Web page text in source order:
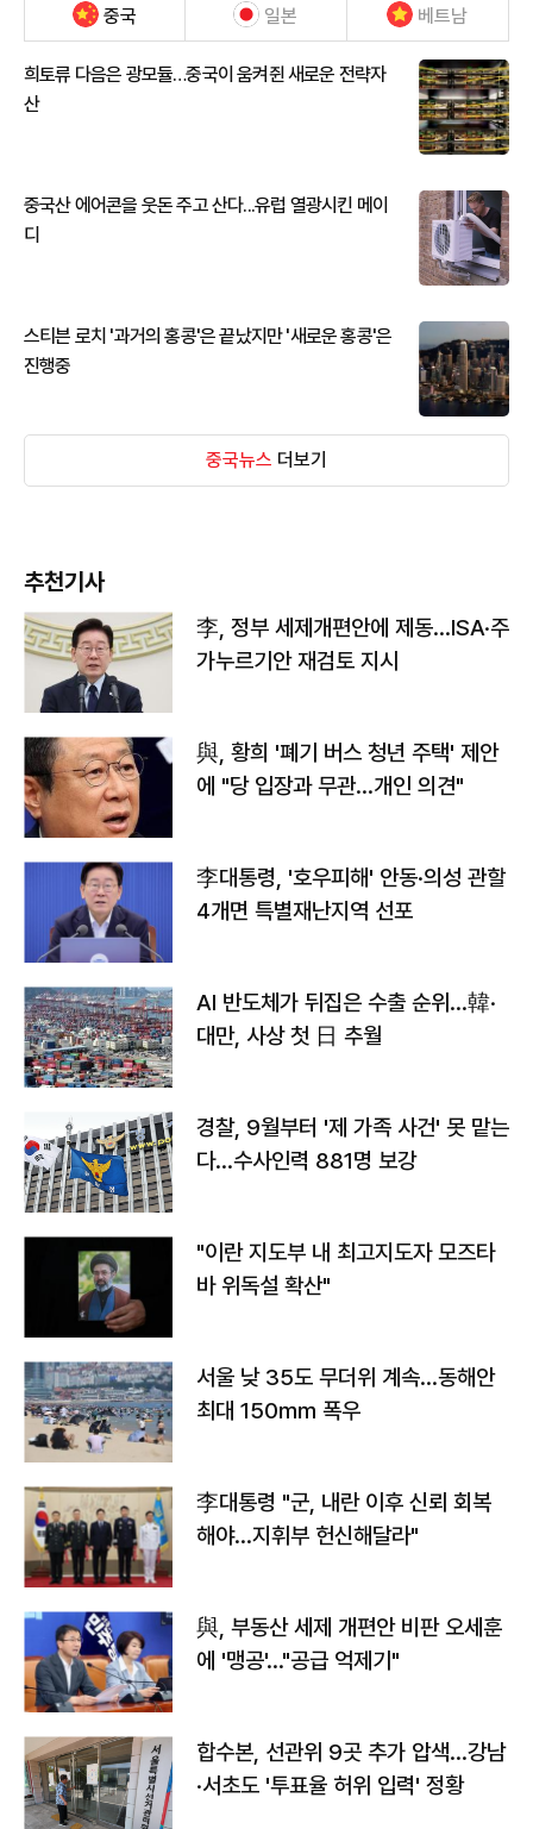
중국 일본 베트남
희토류 다음은 광모듈…중국이 움켜쥔 새로운 전략자
산
중국산 에어콘을 웃돈 주고 산다...유럽 열광시킨 메이
디
스티븐 로치 '과거의 홍콩'은 끝났지만 '새로운 홍콩'은
진행중
중국뉴스 더보기
추천기사
李, 정부 세제개편안에 제동…ISA·주
가누르기안 재검토 지시
與, 황희 '폐기 버스 청년 주택' 제안
에 "당 입장과 무관…개인 의견"
李대통령, '호우피해' 안동·의성 관할
4개면 특별재난지역 선포
AI 반도체가 뒤집은 수출 순위…韓·
대만, 사상 첫 日 추월
경찰, 9월부터 '제 가족 사건' 못 맡는
다…수사인력 881명 보강
"이란 지도부 내 최고지도자 모즈타
바 위독설 확산"
서울 낮 35도 무더위 계속…동해안
최대 150㎜ 폭우
李대통령 "군, 내란 이후 신뢰 회복
해야…지휘부 헌신해달라"
與, 부동산 세제 개편안 비판 오세훈
에 '맹공'…"공급 억제기"
합수본, 선관위 9곳 추가 압색…강남
·서초도 '투표율 허위 입력' 정황